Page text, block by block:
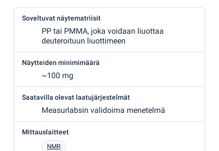
Soveltuvat näytematriisit
PP tai PMMA, joka voidaan liuottaa
deuteroituun liuottimeen
Näytteiden minimimäärä
~100 mg
Saatavilla olevat laatujärjestelmät
Measurlabsin validoima menetelmä
Mittauslaitteet
NMR